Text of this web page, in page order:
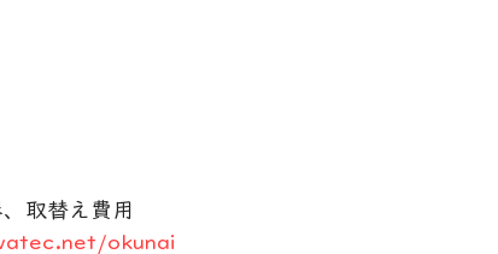
取替え費用
okunai